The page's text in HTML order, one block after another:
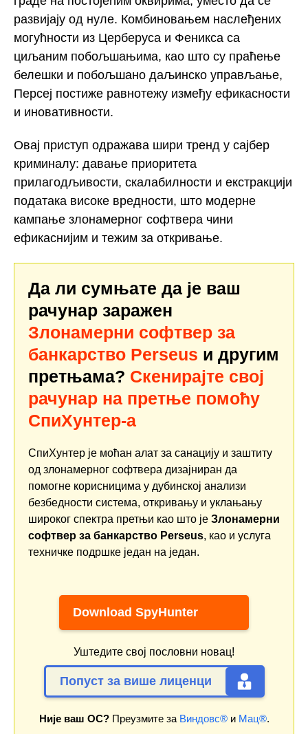
развијају од нуле. Комбиновањем наслеђених
могућности из Церберуса и Феникса са
циљаним побољшањима, као што су праћење
белешки и побољшано даљинско управљање,
Персеј постиже равнотежу између ефикасности
и иновативности.
Овај приступ одражава шири тренд у сајбер
криминалу: давање приоритета
прилагодљивости, скалабилности и екстракцији
података високе вредности, што модерне
кампање злонамерног софтвера чини
ефикаснијим и тежим за откривање.
Да ли сумњате да је ваш
рачунар заражен
Злонамерни софтвер за
банкарство Perseus и другим
претњама? Скенирајте свој
рачунар на претње помоћу
СпиХунтер-а
СпиХунтер је моћан алат за санацију и заштиту
од злонамерног софтвера дизајниран да
помогне корисницима у дубинској анализи
безбедности система, откривању и уклањању
широког спектра претњи као што је Злонамерни
софтвер за банкарство Perseus, као и услуга
техничке подршке један на један.
Download SpyHunter
Уштедите свој пословни новац!
Попуст за више лиценци
Није ваш ОС?Преузмите за Виндовс®и Мац®.